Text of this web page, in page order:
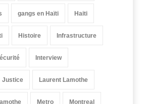
gangs en Haïti Haiti
Histoire Infrastructure
Interview
Justice Laurent Lamothe
Metro Montreal